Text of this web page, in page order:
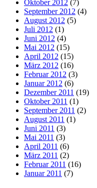
Oktober 2012 (7)
September 2012 (4)
August 2012 (5)
Juli 2012 (1)
Juni 2012 (4)
Mai 2012 (15)
April 2012 (15)
März 2012 (16)
Februar 2012 (3)
Januar 2012 (6)
Dezember 2011 (19)
Oktober 2011 (1)
September 2011 (2)
August 2011 (1)
Juni 2011 (3)
Mai 2011 (3)
April 2011 (6)
März 2011 (2)
Februar 2011 (16)
Januar 2011 (7)